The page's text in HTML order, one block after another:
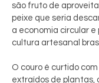
são fruto de
peixe que seria
a economia circular
cultura artesanal
O couro é curtido
extraídos de plantas,